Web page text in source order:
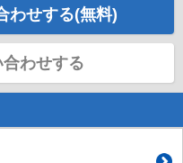
わせする(無料)
わせする